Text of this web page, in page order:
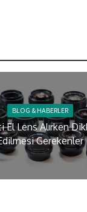
BLOG & HABERLER
El Lens Alırken
Gerekenler